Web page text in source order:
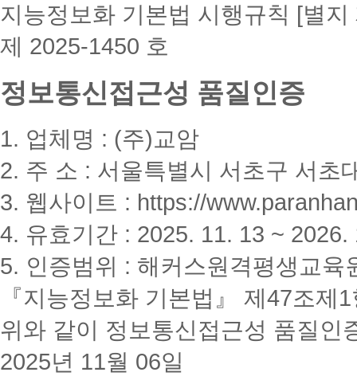
지능정보화 기본법 시행규칙 [별지
제 2025-1450 호
정보통신접근성 품질인증
1. 업체명 : (주)교암
2. 주 소 : 서울특별시 서초구 서초
3. 웹사이트 : https://
4. 유효기간 : 2025. 11. 13 ~ 2026.
5. 인증범위 : 해커스원격평생교육
『지능정보화 기본법』 제47조
위와 같이 정보통신접근성 품질인
2025년 11월 06일